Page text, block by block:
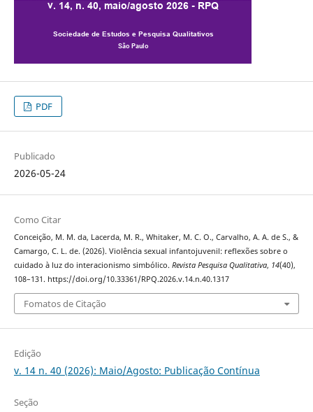
PDF
Publicado
2026-05-24
Como Citar
Conceição, M. M. da, Lacerda, M. R., Whitaker, M. C. O., Carvalho, A. A. de S., &
Camargo, C. L. de. (2026). Violência sexual infantojuvenil: reflexões sobre o
cuidado à luz do interacionismo simbólico. Revista Pesquisa Qualitativa, 14(40),
108–131. https://doi.org/10.33361/RPQ.2026.v.14.n.40.1317
Fomatos de Citação
Edição
v. 14 n. 40 (2026): Maio/Agosto: Publicação Contínua
Seção